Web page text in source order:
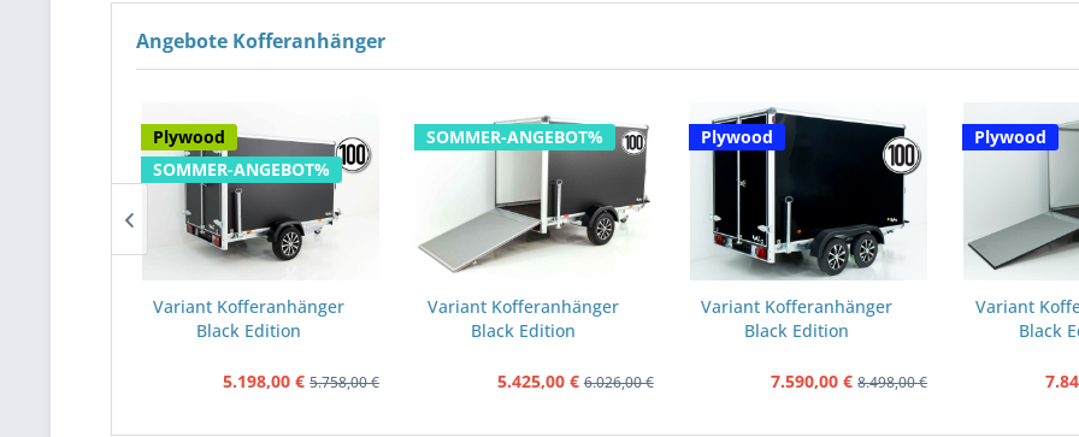
Angebote Kofferanhänger
Plywood
SOMMER-ANGEBOT%
Variant Kofferanhänger
Black Edition
5.198,00 € 5.758,00 €
SOMMER-ANGEBOT%
Variant Kofferanhänger
Black Edition
5.425,00 € 6.026,00 €
Plywood
Variant Kofferanhänger
Black Edition
7.590,00 € 8.498,00 €
Plywood
Variant
Black